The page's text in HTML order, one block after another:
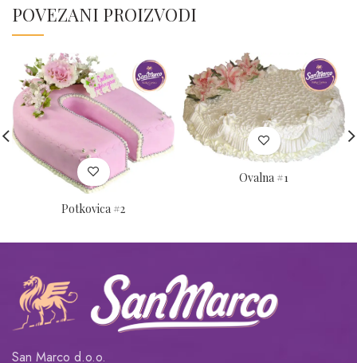
POVEZANI PROIZVODI
Potkovica #2
Ovalna #1
San Marco d.o.o.